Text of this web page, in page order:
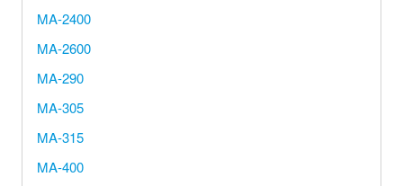
MA-2400
MA-2600
MA-290
MA-305
MA-315
MA-400